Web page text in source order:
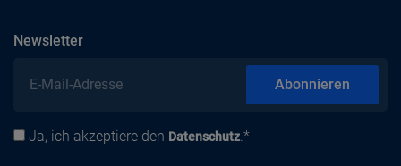
Newsletterabonnieren
E-Mail-Adresse
Datenschutz
Ja, ich akzeptiere den Datenschutz.*
Abonnieren